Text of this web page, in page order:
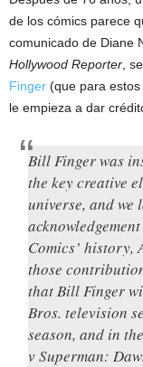
de los cómics parece
comunicado de Diane
Hollywood Reporter,
Finger (que para
le empieza a dar
Bill Finger was
the key creative
universe, and
Comics’ history,
those
that Bill Finger
Bros. television
season, and in
v Superman: